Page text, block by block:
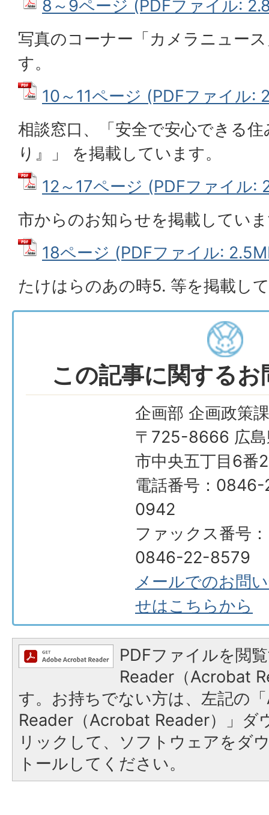
8～9ページ (PDFファイル:
写真のコーナー「カメラニュー
す。
10～11ページ (PDFファイル:
相談窓口、「安全で安心できる
り』」 を掲載しています。
12～17ページ (PDFファイル:
市からのお知らせを掲載してい
18ページ (PDFファイル:
たけはらのあの時5. 等を掲載し
この記事に関する
企画部 企画政策課
〒725-8666 広島
市中央五丁目6番
電話番号：
0942
ファックス番号：
0846-22-8579
メールでのお問
せはこちらから
PDFファイルを閲
Reader（Acrobat
す。お持ちでない方は、左記の
Reader（Acrobat Reader）」ダ
リックして、ソフトウェアをダ
トールしてください。